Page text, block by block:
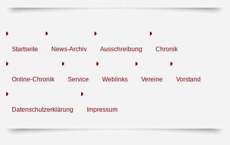
Startseite News-Archiv Ausschreibung Chronik
Online-Chronik Service Weblinks Vereine Vorstand
Datenschutzerklärung Impressum